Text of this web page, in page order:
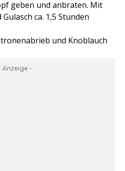
geben und anbraten. Mit
ca. 1,5 Stunden
und Knoblauch
Anzeige -